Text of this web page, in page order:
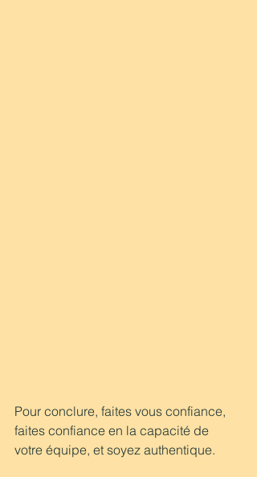
Pour conclure, faites vous confiance,
faites confiance en la capacité de
votre équipe, et soyez authentique.